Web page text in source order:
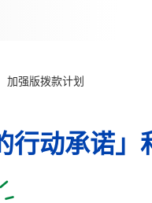
加强版拨款计划
行动承诺」